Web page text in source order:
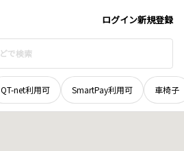
ログイン新規登録
QT-net利用可 SmartPay利用可 車椅子